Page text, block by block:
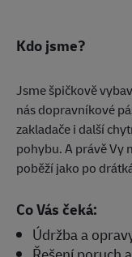
Kdo jsme?
Jsme špičkově
nás dopravníkové
zakladače i další
pohybu. A právě Vy
poběží jako po
Co Vás čeká:
Údržba a